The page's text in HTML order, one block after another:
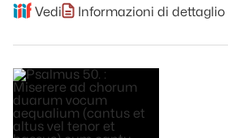
Vedi Informazioni di dettaglio